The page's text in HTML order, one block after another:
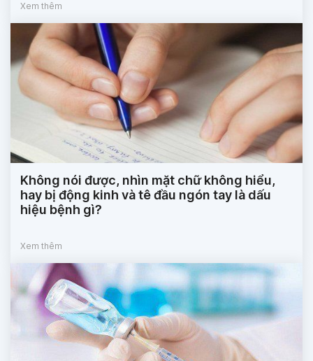
Xem thêm
Không nói được, nhìn mặt chữ không hiểu,
hay bị động kinh và tê đầu ngón tay là dấu
hiệu bệnh gì?
Xem thêm